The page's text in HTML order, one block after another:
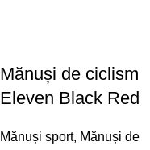
Mănuși de ciclism
Eleven Black Red
Mănuși sport, Mănuși de